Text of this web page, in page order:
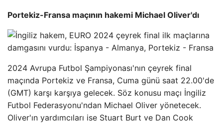
Portekiz-Fransa maçının hakemi Michael Oliver'dı
2024 Avrupa Futbol Şampiyonası'nın çeyrek final
maçında Portekiz ve Fransa, Cuma günü saat 22.00'de
(GMT) karşı karşıya gelecek. Söz konusu maçı İngiliz
Futbol Federasyonu'ndan Michael Oliver yönetecek.
Oliver'ın yardımcıları ise Stuart Burt ve Dan Cook